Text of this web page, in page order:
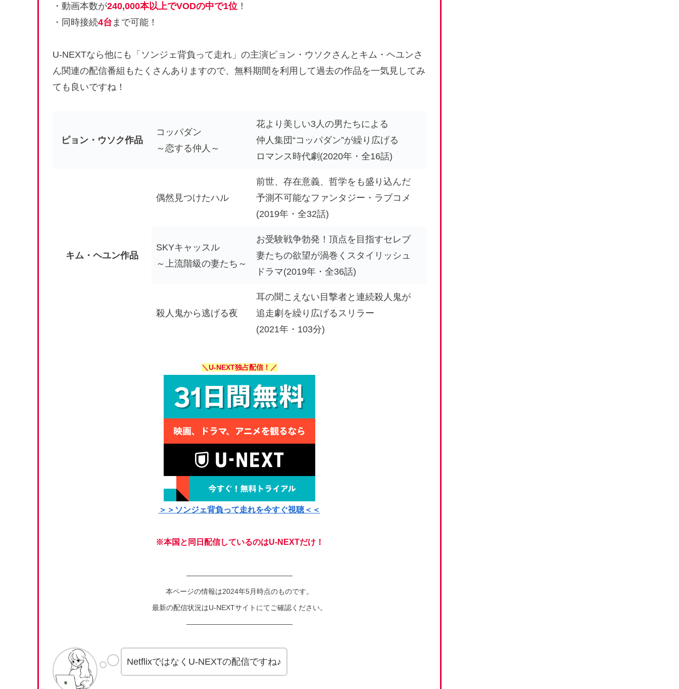
・動画本数が240,000本以上でVODの中で1位 ！
・同時接続4台 まで可能！
U-NEXTなら他にも 「ソンジェ背負って走れ」 の主演ピョン・ウソクさんとキム・ヘユンさ
ん関連の配信番組もたくさんありますので、 無料期間を利用して過去の作品を一気見してみ
ても良いですね！
ピョン・ウソク作品
コッパダン
～恋する仲人～
花より美しい3人の男たちによる
仲人集団“コッパダン”が繰り広げる
ロマンス時代劇(2020年・全16話)
キム・ヘユン作品
偶然見つけたハル
前世、存在意義、哲学をも盛り込んだ
予測不可能なファンタジー・ラブコメ
(2019年・全32話)
SKYキャッスル
～上流階級の妻たち～
お受験戦争勃発！頂点を目指すセレブ
妻たちの欲望が渦巻くスタイリッシュ
ドラマ(2019年・全36話)
殺人鬼から逃げる夜
耳の聞こえない目撃者と連続殺人鬼が
追走劇を繰り広げるスリラー
(2021年・103分)
＼U-NEXT独占配信！／
＞＞ソンジェ背負って走れを今すぐ視聴＜＜
※本国と同日配信しているのはU-NEXTだけ！
―――――――――――――――
本ページの情報は2024年5月時点のものです。
最新の配信状況はU-NEXTサイトにてご確認ください。
―――――――――――――――
NetflixではなくU-NEXTの配信ですね♪